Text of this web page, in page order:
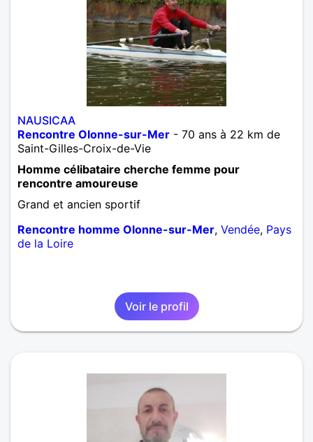
NAUSICAA
Rencontre Olonne-sur-Mer - 70 ans à 22 km de
Saint-Gilles-Croix-de-Vie
Homme célibataire cherche femme pour
rencontre amoureuse
Grand et ancien sportif
Rencontre homme Olonne-sur-Mer, Vendée, Pays
de la Loire
Voir le profil